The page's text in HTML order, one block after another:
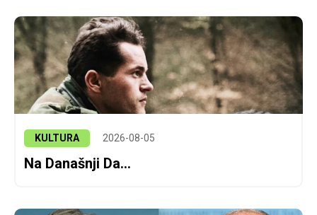
KULTURA 2026-08-05
Na Današnji Da...